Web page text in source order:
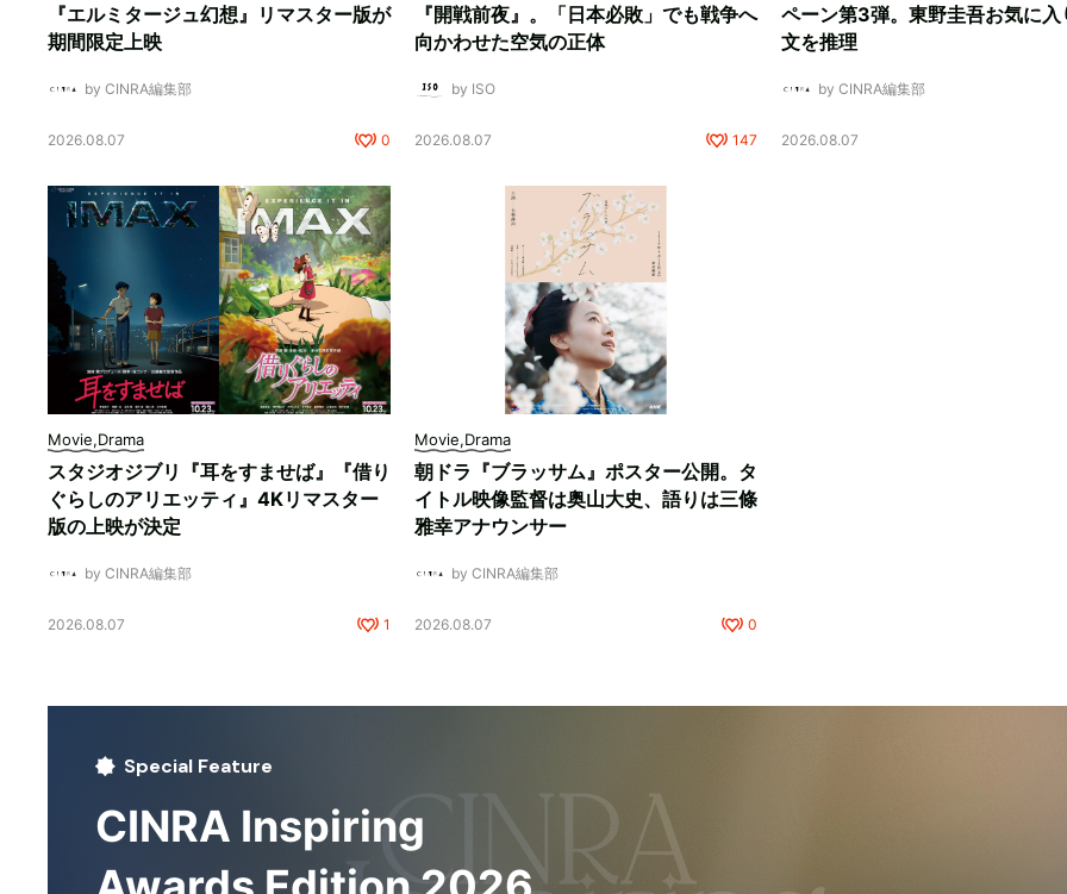
『エルミタージュ幻想』リマスター版が
期間限定上映
by CINRA編集部
2026.08.07 0
『開戦前夜』。「日本必敗」でも戦争へ
向かわせた空気の正体
by ISO
2026.08.07 147
ペーン第3弾。東野圭吾お気に入
文を推理
by CINRA編集部
2026.08.07
Movie,Drama
スタジオジブリ『耳をすませば』『借り
ぐらしのアリエッティ』4Kリマスター
版の上映が決定
by CINRA編集部
2026.08.07 1
Movie,Drama
朝ドラ『ブラッサム』ポスター公開。タ
イトル映像監督は奥山大史、語りは三條
雅幸アナウンサー
by CINRA編集部
2026.08.07 0
Special Feature
CINRA Inspiring